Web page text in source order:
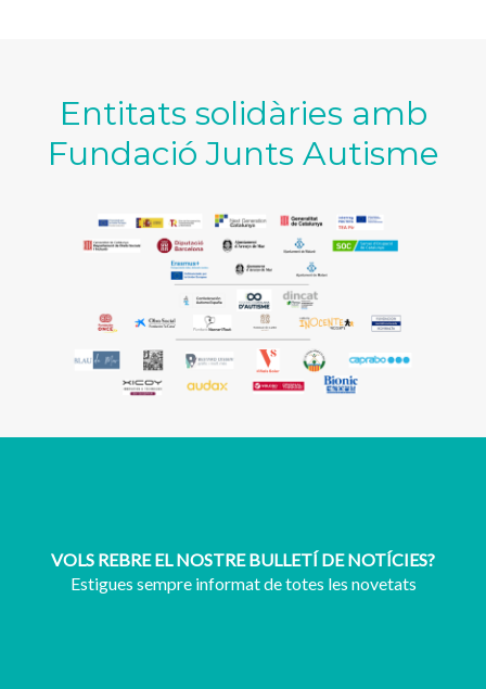
Entitats solidàries amb
Fundació Junts Autisme
VOLS REBRE EL NOSTRE BULLETÍ DE NOTÍCIES?
Estigues sempre informat de totes les novetats